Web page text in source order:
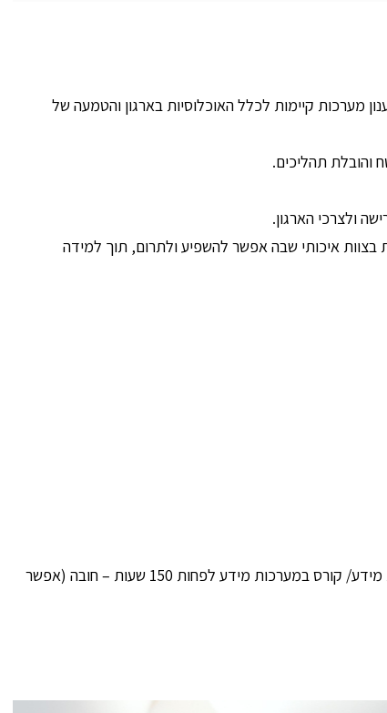
מערכות קיימות לכלל האוכלוסיות בארגון והטמעה של
והובלת תהליכים.
ולצרכי הארגון.
איכותי שבה אפשר להשפיע ולתרום, תוך למידה
תואר ראשון ממוסד להשכלה גבוהה במדעי המחשב/ מערכות מידע/ קורס במערכות מידע לפחות 150 שעות – חובה (אפשר